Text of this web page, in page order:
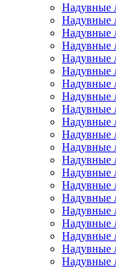
Надувные
Надувные
Надувные
Надувные
Надувные
Надувные
Надувные
Надувные
Надувные
Надувные
Надувные
Надувные
Надувные
Надувные
Надувные
Надувные